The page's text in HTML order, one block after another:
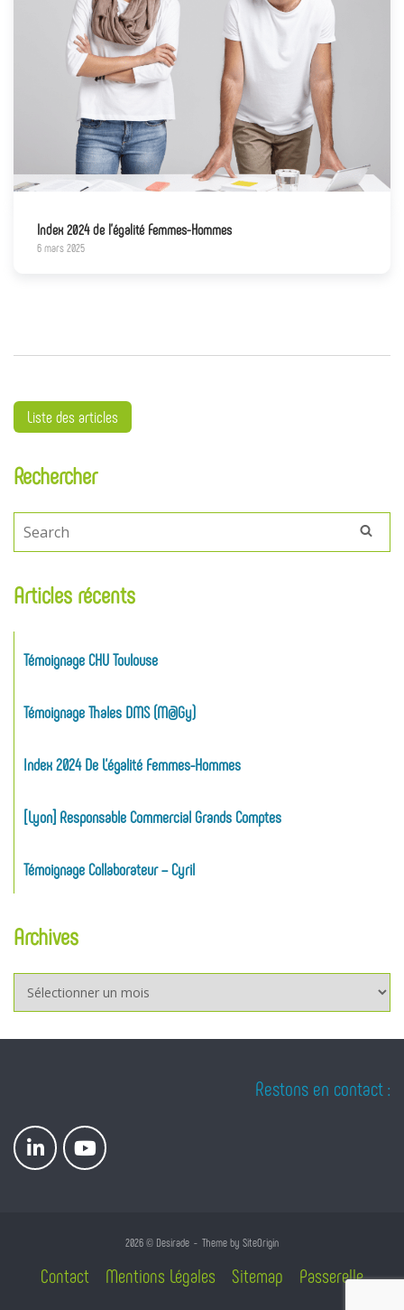
Index 2024 de l’égalité Femmes-Hommes
6 mars 2025
Liste des articles
Rechercher
Articles récents
Témoignage CHU Toulouse
Témoignage Thales DMS (M@gy)
Index 2024 De L’égalité Femmes-Hommes
[Lyon] Responsable Commercial Grands Comptes
Témoignage Collaborateur – Cyril
Archives
Archives
Restons en contact :
2026 © Desirade Theme by SiteOrigin
Contact Mentions Légales Sitemap Passerelle